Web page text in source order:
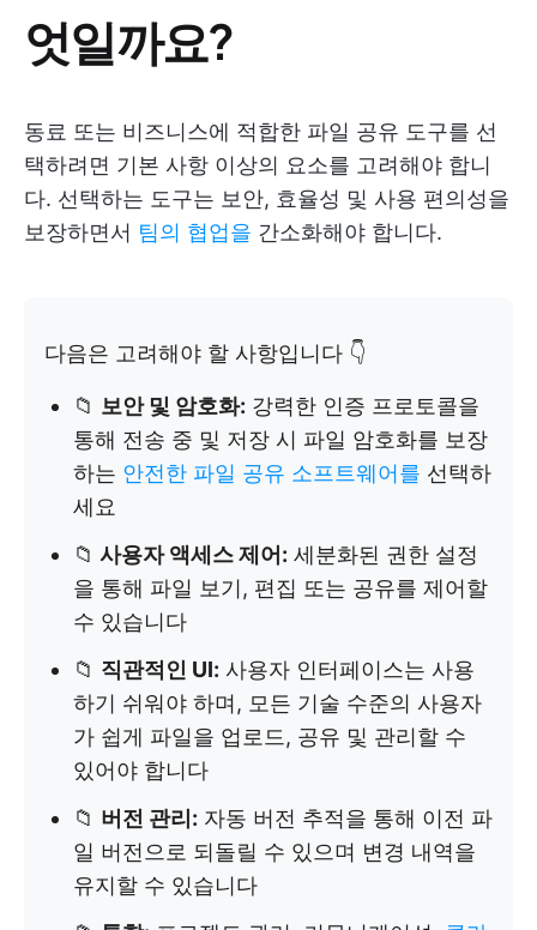
엇일까요?
동료 또는 비즈니스에 적합한 파일 공유 도구를 선
택하려면 기본 사항 이상의 요소를 고려해야 합니
다. 선택하는 도구는 보안, 효율성 및 사용 편의성을
보장하면서 팀의 협업을 간소화해야 합니다.
다음은 고려해야 할 사항입니다 👇
📁 보안 및 암호화: 강력한 인증 프로토콜을
통해 전송 중 및 저장 시 파일 암호화를 보장
하는 안전한 파일 공유 소프트웨어를 선택하
세요
📁 사용자 액세스 제어: 세분화된 권한 설정
을 통해 파일 보기, 편집 또는 공유를 제어할
수 있습니다
📁 직관적인 UI: 사용자 인터페이스는 사용
하기 쉬워야 하며, 모든 기술 수준의 사용자
가 쉽게 파일을 업로드, 공유 및 관리할 수
있어야 합니다
📁 버전 관리: 자동 버전 추적을 통해 이전 파
일 버전으로 되돌릴 수 있으며 변경 내역을
유지할 수 있습니다